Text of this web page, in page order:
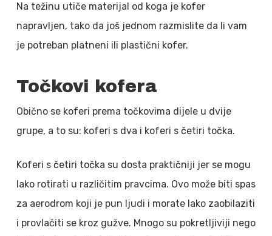
Na težinu utiče materijal od koga je kofer
napravljen, tako da još jednom razmislite da li vam
je potreban platneni ili plastični kofer.
Točkovi kofera
Obično se koferi prema točkovima dijele u dvije
grupe, a to su: koferi s dva i koferi s četiri točka.
Koferi s četiri točka su dosta praktičniji jer se mogu
lako rotirati u različitim pravcima. Ovo može biti spas
za aerodrom koji je pun ljudi i morate lako zaobilaziti
i provlačiti se kroz gužve. Mnogo su pokretljiviji nego